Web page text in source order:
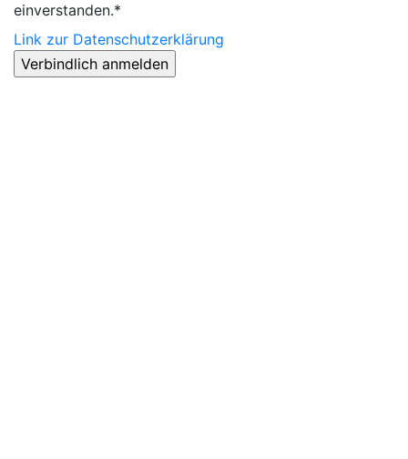
einverstanden.*
Link zur Datenschutzerklärung